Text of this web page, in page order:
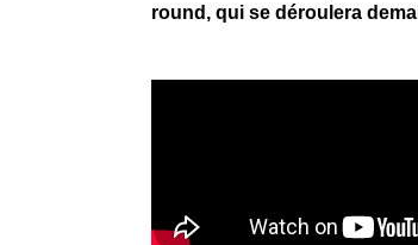
round, qui se déroulera